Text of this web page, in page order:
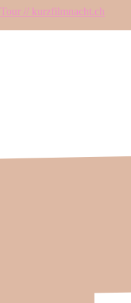
// kurzfilmnacht.ch